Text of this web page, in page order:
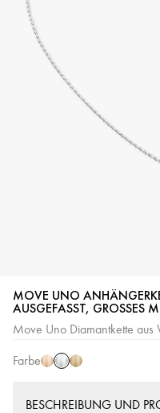
MOVE UNO
AUSGEFASST, GROSSES
Move Uno Diamantkette aus
Farbe
Roségold
Weißgold
Gelbgold
BESCHREIBUNG UND